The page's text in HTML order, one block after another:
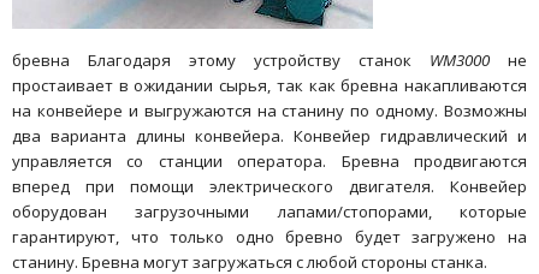
бревна Благодаря этому устройству станок WM3000 не
простаивает в ожидании сырья, так как бревна накапливаются
на конвейере и выгружаются на станину по одному. Возможны
два варианта длины конвейера. Конвейер гидравлический и
управляется со станции оператора. Бревна продвигаются
вперед при помощи электрического двигателя. Конвейер
оборудован загрузочными лапами/стопорами, которые
гарантируют, что только одно бревно будет загружено на
станину. Бревна могут загружаться с любой стороны станка.